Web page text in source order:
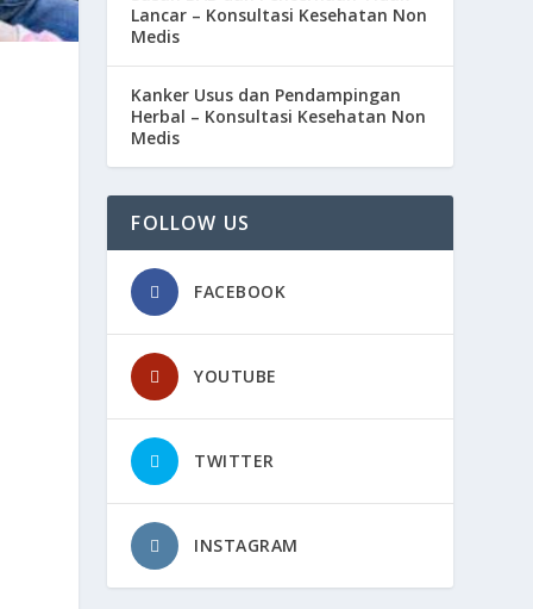
Lancar – Konsultasi Kesehatan Non
Medis
Kanker Usus dan Pendampingan
Herbal – Konsultasi Kesehatan Non
Medis
FOLLOW US
FACEBOOK
YOUTUBE
TWITTER
INSTAGRAM